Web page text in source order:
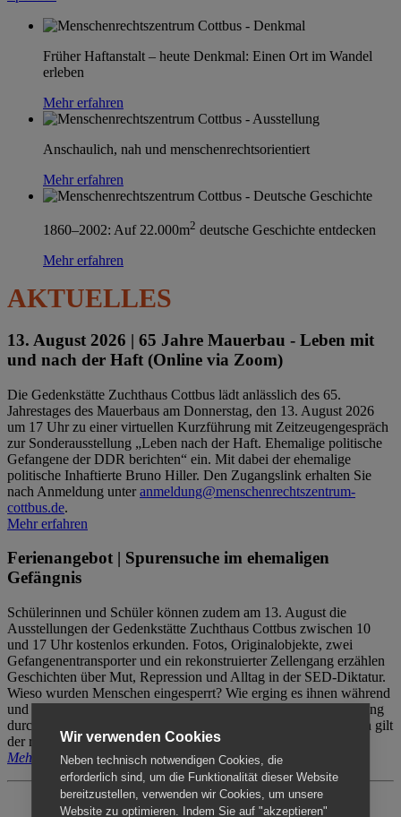
Früher Haftanstalt – heute Denkmal: Einen Ort im Wandel
erleben
Mehr erfahren
Anschaulich, nah und menschenrechtsorientiert
Mehr erfahren
1860–2002: Auf 22.000m2 deutsche Geschichte entdecken
Mehr erfahren
AKTUELLES
13. August 2026 | 65 Jahre Mauerbau - Leben mit
und nach der Haft (Online via Zoom)
Die Gedenkstätte Zuchthaus Cottbus lädt anlässlich des 65.
Jahrestages des Mauerbaus am Donnerstag, den 13. August 2026
um 17 Uhr zu einer virtuellen Kurzführung mit Zeitzeugengespräch
zur Sonderausstellung „Leben nach der Haft. Ehemalige politische
Gefangene der DDR berichten“ ein. Mit dabei der ehemalige
politische Inhaftierte Bruno Hiller. Den Zugangslink erhalten Sie
nach Anmeldung unteranmeldung@menschenrechtszentrum-
cottbus.de.
Mehr erfahren
Ferienangebot | Spurensuche im ehemaligen
Gefängnis
Schülerinnen und Schüler können zudem am 13. August die
Ausstellungen der Gedenkstätte Zuchthaus Cottbus zwischen 10
und 17 Uhr kostenlos erkunden. Fotos, Originalobjekte, zwei
Gefangenentransporter und ein rekonstruierter Zellengang erzählen
Geschichten über Mut, Repression und Alltag in der SED-Diktatur.
Wieso wurden Menschen eingesperrt? Wie erging es ihnen während
und nach der Haft? Der Besuch erfolgt individuell ohne Betreuung
durch das Menschenrechtszentrum Cottbus. Für Begleitpersonen gilt
der reguläre Eintritt (8€ / ermäßigt 5€).
Mehr erfahren
Wir verwenden Cookies
Neben technisch notwendigen Cookies, die
erforderlich sind, um die Funktionalität dieser Website
bereitzustellen, verwenden wir Cookies, um unsere
Website zu optimieren. Indem Sie auf "akzeptieren"